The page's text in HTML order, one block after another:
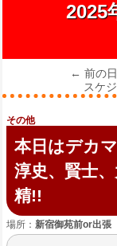
2025
← 前の日
スケ
その他
本日はデカ
淳史、賢士
精!!
場所： 新宿御苑前or出張